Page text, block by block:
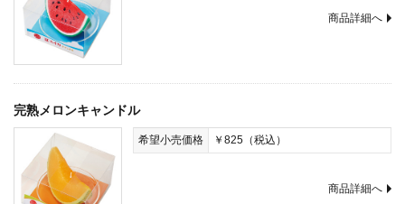
商品詳細へ
完熟メロンキャンドル
希望小売価格 ￥825（税込）
商品詳細へ